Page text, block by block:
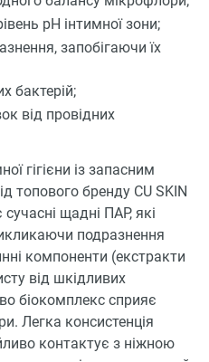
pH інтимної зони;
запобігаючи їх
бактерій;
від провідних
гігієни із запасним
топового бренду CU SKIN
щадні ПАР, які
подразнення
компоненти (екстракти
від шкідливих
біокомплекс сприяє
Легка консистенція
контактує з ніжною